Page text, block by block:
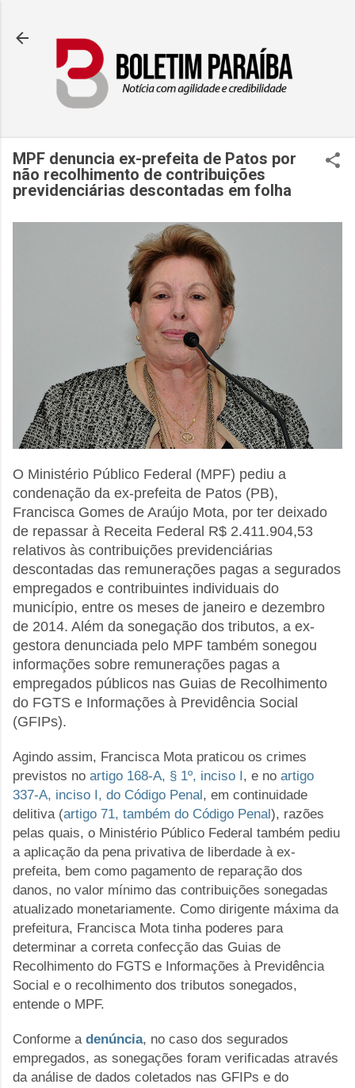
MPF denuncia ex-prefeita de Patos por
não recolhimento de contribuições
previdenciárias descontadas em folha
O Ministério Público Federal (MPF) pediu a
condenação da ex-prefeita de Patos (PB),
Francisca Gomes de Araújo Mota, por ter deixado
de repassar à Receita Federal R$ 2.411.904,53
relativos às contribuições previdenciárias
descontadas das remunerações pagas a segurados
empregados e contribuintes individuais do
município, entre os meses de janeiro e dezembro
de 2014. Além da sonegação dos tributos, a ex-
gestora denunciada pelo MPF também sonegou
informações sobre remunerações pagas a
empregados públicos nas Guias de Recolhimento
do FGTS e Informações à Previdência Social
(GFIPs).
Agindo assim, Francisca Mota praticou os crimes
previstos no artigo 168-A, § 1º, inciso I, e no artigo
337-A, inciso I, do Código Penal, em continuidade
delitiva (artigo 71, também do Código Penal), razões
pelas quais, o Ministério Público Federal também pediu
a aplicação da pena privativa de liberdade à ex-
prefeita, bem como pagamento de reparação dos
danos, no valor mínimo das contribuições sonegadas
atualizado monetariamente. Como dirigente máxima da
prefeitura, Francisca Mota tinha poderes para
determinar a correta confecção das Guias de
Recolhimento do FGTS e Informações à Previdência
Social e o recolhimento dos tributos sonegados,
entende o MPF.
Conforme a denúncia, no caso dos segurados
empregados, as sonegações foram verificadas através
da análise de dados coletados nas GFIPs e do